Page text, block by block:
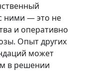
ними — это не
и оперативно
Опыт других
может
в решении